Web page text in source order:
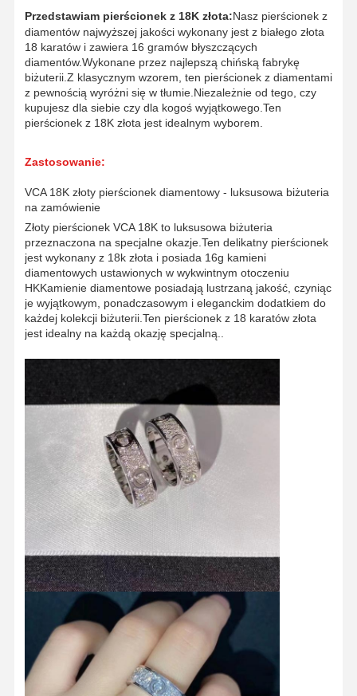
Przedstawiam pierścionek z 18K złota:Nasz pierścionek z
diamentów najwyższej jakości wykonany jest z białego złota
18 karatów i zawiera 16 gramów błyszczących
diamentów.Wykonane przez najlepszą chińską fabrykę
biżuterii.Z klasycznym wzorem, ten pierścionek z diamentami
z pewnością wyróżni się w tłumie.Niezależnie od tego, czy
kupujesz dla siebie czy dla kogoś wyjątkowego.Ten
pierścionek z 18K złota jest idealnym wyborem.
Zastosowanie:
VCA 18K złoty pierścionek diamentowy - luksusowa biżuteria
na zamówienie
Złoty pierścionek VCA 18K to luksusowa biżuteria
przeznaczona na specjalne okazje.Ten delikatny pierścionek
jest wykonany z 18k złota i posiada 16g kamieni
diamentowych ustawionych w wykwintnym otoczeniu
HKKamienie diamentowe posiadają lustrzaną jakość, czyniąc
je wyjątkowym, ponadczasowym i eleganckim dodatkiem do
każdej kolekcji biżuterii.Ten pierścionek z 18 karatów złota
jest idealny na każdą okazję specjalną..